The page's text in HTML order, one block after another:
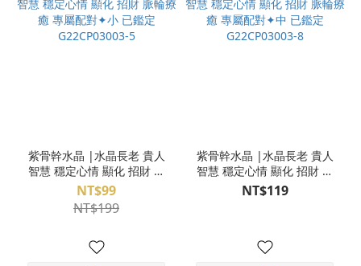
紫骨幹水晶 |水晶長老 貴人
智慧 穩定心情 顯化 招財 脈
G22CP03003-5
NT$99
NT$199
紫骨幹水晶 |水晶長老 貴人
智慧 穩定心情 顯化 招財 脈
輪療癒 專屬配對✦中 已鑑定
G22CP03003-8
NT$119